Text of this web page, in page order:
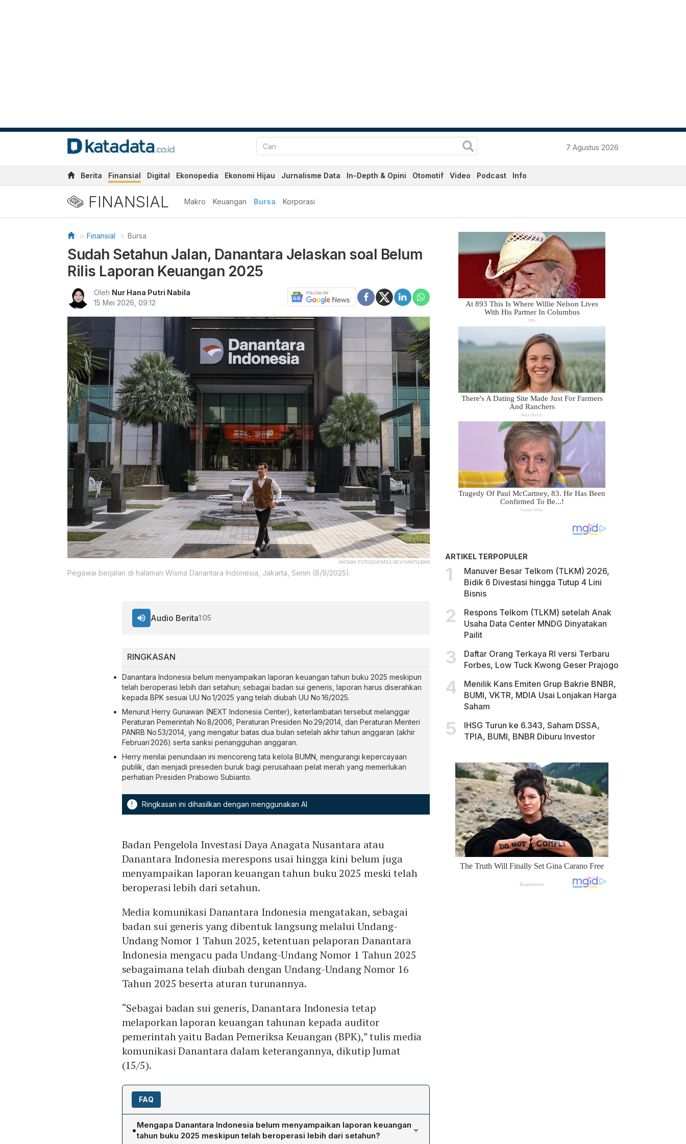
7 Agustus 2026
Berita Finansial Digital Ekonopedia Ekonomi Hijau Jurnalisme Data In-Depth & Opini Otomotif Video Podcast Info
FINANSIAL Makro Keuangan Bursa Korporasi
Finansial Bursa
Sudah Setahun Jalan, Danantara Jelaskan soal Belum
Rilis Laporan Keuangan 2025
Oleh Nur Hana Putri Nabila
15 Mei 2026, 09:12
ANTARA FOTO/DHEMAS REVIYANTO/BAR
Pegawai berjalan di halaman Wisma Danantara Indonesia, Jakarta, Senin (8/9/2025).
RINGKASAN
Danantara Indonesia belum menyampaikan laporan keuangan tahun buku 2025 meskipun
telah beroperasi lebih dari setahun; sebagai badan sui generis, laporan harus diserahkan
kepada BPK sesuai UU No 1/2025 yang telah diubah UU No 16/2025.
Menurut Herry Gunawan (NEXT Indonesia Center), keterlambatan tersebut melanggar
Peraturan Pemerintah No 8/2006, Peraturan Presiden No 29/2014, dan Peraturan Menteri
PANRB No 53/2014, yang mengatur batas dua bulan setelah akhir tahun anggaran (akhir
Februari 2026) serta sanksi penangguhan anggaran.
Herry menilai penundaan ini mencoreng tata kelola BUMN, mengurangi kepercayaan
publik, dan menjadi preseden buruk bagi perusahaan pelat merah yang memerlukan
perhatian Presiden Prabowo Subianto.
! Ringkasan ini dihasilkan dengan menggunakan AI
Audio Berita1:05
Badan Pengelola Investasi Daya Anagata Nusantara atau
Danantara Indonesia merespons usai hingga kini belum juga
menyampaikan laporan keuangan tahun buku 2025 meski telah
beroperasi lebih dari setahun.
Media komunikasi Danantara Indonesia mengatakan, sebagai
badan sui generis yang dibentuk langsung melalui Undang-
Undang Nomor 1 Tahun 2025, ketentuan pelaporan Danantara
Indonesia mengacu pada Undang-Undang Nomor 1 Tahun 2025
sebagaimana telah diubah dengan Undang-Undang Nomor 16
Tahun 2025 beserta aturan turunannya.
“Sebagai badan sui generis, Danantara Indonesia tetap
melaporkan laporan keuangan tahunan kepada auditor
pemerintah yaitu Badan Pemeriksa Keuangan (BPK),” tulis media
komunikasi Danantara dalam keterangannya, dikutip Jumat
(15/5).
FAQ
•Mengapa Danantara Indonesia belum menyampaikan laporan keuangan
tahun buku 2025 meskipun telah beroperasi lebih dari setahun?
ARTIKEL TERPOPULER
Manuver Besar Telkom (TLKM) 2026,
Bidik 6 Divestasi hingga Tutup 4 Lini
Bisnis
Respons Telkom (TLKM) setelah Anak
Usaha Data Center MNDG Dinyatakan
Pailit
Daftar Orang Terkaya RI versi Terbaru
Forbes, Low Tuck Kwong Geser Prajogo
Menilik Kans Emiten Grup Bakrie BNBR,
BUMI, VKTR, MDIA Usai Lonjakan Harga
Saham
IHSG Turun ke 6.343, Saham DSSA,
TPIA, BUMI, BNBR Diburu Investor